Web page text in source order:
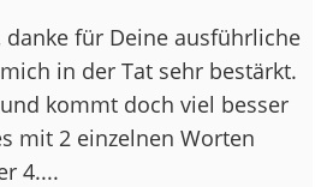
danke für Deine ausführliche
in der Tat sehr bestärkt.
kommt doch viel besser
mit 2 einzelnen Worten
4....